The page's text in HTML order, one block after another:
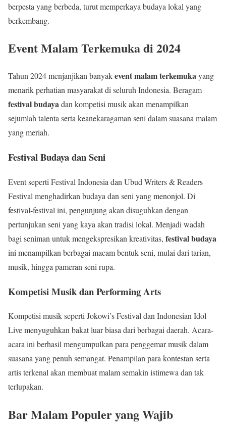
berpesta yang berbeda, turut memperkaya budaya lokal yang
berkembang.
Event Malam Terkemuka di 2024
Tahun 2024 menjanjikan banyakevent malam terkemukayang
menarik perhatian masyarakat di seluruh Indonesia. Beragam
festival budayadan kompetisi musik akan menampilkan
sejumlah talenta serta keanekaragaman seni dalam suasana malam
yang meriah.
Festival Budaya dan Seni
Event seperti Festival Indonesia dan Ubud Writers & Readers
Festival menghadirkan budaya dan seni yang menonjol. Di
festival-festival ini, pengunjung akan disuguhkan dengan
pertunjukan seni yang kaya akan tradisi lokal. Menjadi wadah
bagi seniman untuk mengekspresikan kreativitas, festival budaya
ini menampilkan berbagai macam bentuk seni, mulai dari tarian,
musik, hingga pameran seni rupa.
Kompetisi Musik dan Performing Arts
Kompetisi musik seperti Jokowi’s Festival dan Indonesian Idol
Live menyuguhkan bakat luar biasa dari berbagai daerah. Acara-
acara ini berhasil mengumpulkan para penggemar musik dalam
suasana yang penuh semangat. Penampilan para kontestan serta
artis terkenal akan membuat malam semakin istimewa dan tak
terlupakan.
Bar Malam Populer yang Wajib